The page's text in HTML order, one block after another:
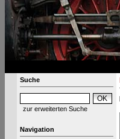
Suche
zur erweiterten Suche
Navigation